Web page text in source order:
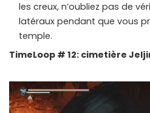
les creux, n’oubliez pas de
latéraux pendant que vous
temple.
TimeLoop # 12: cimetière